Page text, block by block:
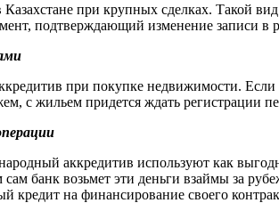
при крупных сделках. Такой
подтверждающий изменение записи в
при покупке недвижимости.
с жильем придется ждать регистрации
аккредитив используют как
банк возьмет эти деньги взаймы за
кредит на финансирование своего